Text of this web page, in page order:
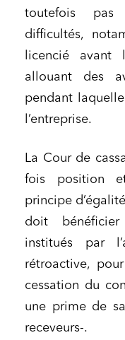
toutefois pas
difficultés,
licencié avant
allouant des
pendant
l’entreprise.
La Cour de
fois position
principe
doit
institués par
rétroactive,
cessation du
une prime de
receveurs-.